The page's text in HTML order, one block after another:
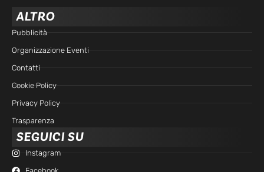
ALTRO
Pubblicità
Organizzazione Eventi
Contatti
Cookie Policy
Privacy Policy
Trasparenza
SEGUICI SU
Instagram